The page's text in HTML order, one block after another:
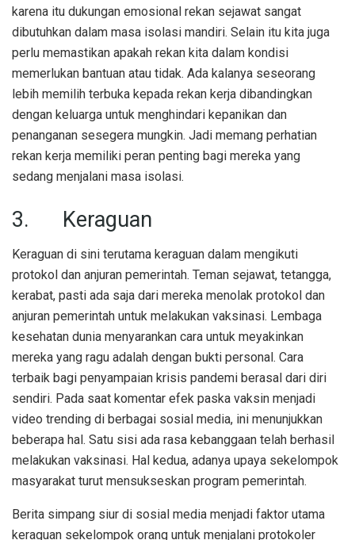
karena itu dukungan emosional rekan sejawat sangat
dibutuhkan dalam masa isolasi mandiri. Selain itu kita juga
perlu memastikan apakah rekan kita dalam kondisi
memerlukan bantuan atau tidak. Ada kalanya seseorang
lebih memilih terbuka kepada rekan kerja dibandingkan
dengan keluarga untuk menghindari kepanikan dan
penanganan sesegera mungkin. Jadi memang perhatian
rekan kerja memiliki peran penting bagi mereka yang
sedang menjalani masa isolasi.
3. Keraguan
Keraguan di sini terutama keraguan dalam mengikuti
protokol dan anjuran pemerintah. Teman sejawat, tetangga,
kerabat, pasti ada saja dari mereka menolak protokol dan
anjuran pemerintah untuk melakukan vaksinasi. Lembaga
kesehatan dunia menyarankan cara untuk meyakinkan
mereka yang ragu adalah dengan bukti personal. Cara
terbaik bagi penyampaian krisis pandemi berasal dari diri
sendiri. Pada saat komentar efek paska vaksin menjadi
video trending di berbagai sosial media, ini menunjukkan
beberapa hal. Satu sisi ada rasa kebanggaan telah berhasil
melakukan vaksinasi. Hal kedua, adanya upaya sekelompok
masyarakat turut mensukseskan program pemerintah.
Berita simpang siur di sosial media menjadi faktor utama
keraguan sekelompok orang untuk menjalani protokoler